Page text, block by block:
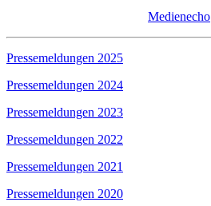
Medienecho
Pressemeldungen 2025
Pressemeldungen 2024
Pressemeldungen 2023
Pressemeldungen 2022
Pressemeldungen 2021
Pressemeldungen 2020